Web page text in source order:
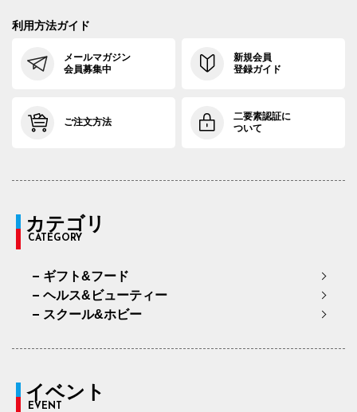
利用方法ガイド
メールマガジン
会員募集中
新規会員
登録ガイド
ご注文方法
二要素認証に
ついて
カテゴリ
CATEGORY
ギフト&フード
ヘルス&ビューティー
スクール&ホビー
イベント
EVENT